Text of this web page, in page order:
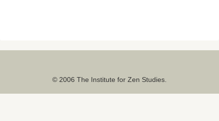
© 2006 The Institute for Zen Studies.